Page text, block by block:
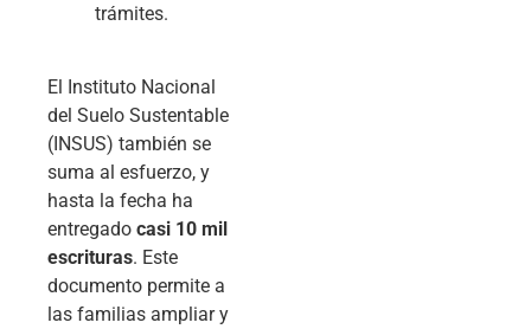
trámites.
El Instituto Nacional
del Suelo Sustentable
(INSUS) también se
suma al esfuerzo, y
hasta la fecha ha
entregado casi 10 mil
escrituras. Este
documento permite a
las familias ampliar y